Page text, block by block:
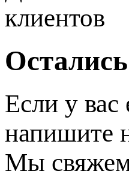
клиентов
Если у
напишите
Мы